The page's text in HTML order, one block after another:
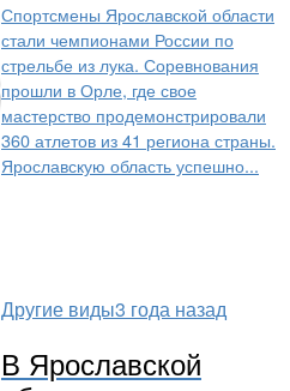
Спортсмены Ярославской области
стали чемпионами России по
стрельбе из лука. Соревнования
прошли в Орле, где свое
мастерство продемонстрировали
360 атлетов из 41 региона страны.
Ярославскую область успешно...
Другие виды3 года назад
В Ярославской